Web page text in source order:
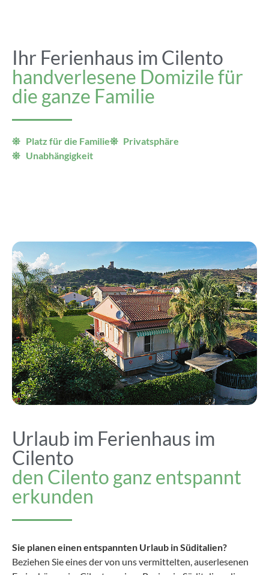
Ihr Ferienhaus im Cilento
handverlesene Domizile für
die ganze Familie
Platz für die Familie
Privatsphäre
Unabhängigkeit
Urlaub im Ferienhaus im
Cilento
den Cilento ganz entspannt
erkunden
Sie planen einen entspannten Urlaub in Süditalien?
Beziehen Sie eines der von uns vermittelten, auserlesenen